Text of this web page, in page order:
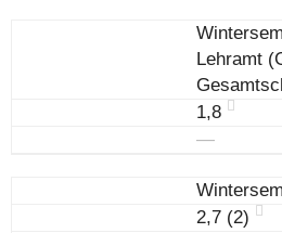
Lehramt
1,8
―
2,7 (2)